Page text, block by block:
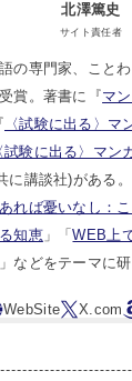
北澤篤史
サイト責任者
の専門家、こと
賞。著書に『マ
〈試験に出る〉マ
試験に出る〉マ
に講談社)がある
れば憂いなし：
知恵」「WEB上
などをテーマに研